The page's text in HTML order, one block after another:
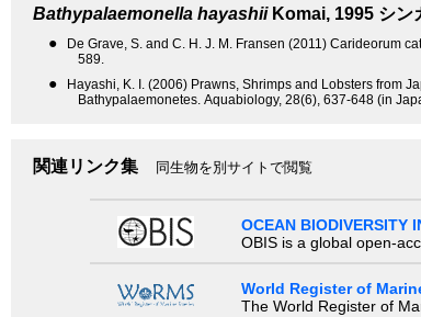
Bathypalaemonella hayashiiKomai, 1995 シン
●
De Grave, S. and C. H. J. M. Fransen (2011) Carideorum
589.
●
Hayashi, K. I. (2006) Prawns, Shrimps and Lobsters from
Bathypalaemonetes. Aquabiology, 28(6), 637-648 (in
関連リンク集 同生物を別サイトで閲覧
OCEAN BIODIVERSITY
OBIS is a global open-
World Register of
The World Register of